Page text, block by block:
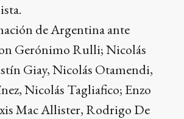
de Argentina ante
Gerónimo Rulli; Nicolás
Giay, Nicolás Otamendi,
Nicolás Tagliafico; Enzo
Mac Allister, Rodrigo De